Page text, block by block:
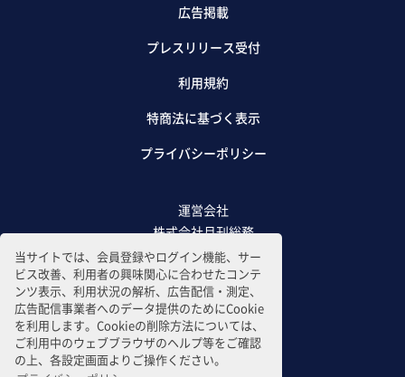
当サイトでは、会員登録やログイン機能、サー
ビス改善、利用者の興味関心に合わせたコンテ
ンツ表示、利用状況の解析、広告配信・測定、
広告配信事業者へのデータ提供のためにCookie
を利用します。Cookieの削除方法については、
ご利用中のウェブブラウザのヘルプ等をご確認
の上、各設定画面よりご操作ください。
広告掲載
プレスリリース受付
利用規約
特商法に基づく表示
プライバシーポリシー
運営会社
株式会社月刊総務